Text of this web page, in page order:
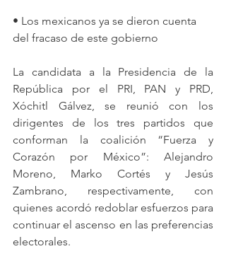
• Los mexicanos ya se dieron cuenta
del fracaso de este gobierno
La candidata a la Presidencia de la
República por el PRI, PAN y PRD,
Xóchitl Gálvez, se reunió con los
dirigentes de los tres partidos que
conforman la coalición “Fuerza y
Corazón por México”: Alejandro
Moreno, Marko Cortés y Jesús
Zambrano, respectivamente, con
quienes acordó redoblar esfuerzos para
continuar el ascenso en las preferencias
electorales.